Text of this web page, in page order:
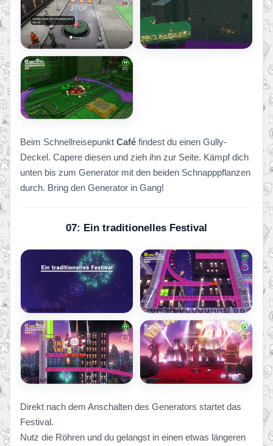
Beim Schnellreisepunkt Café findest du einen Gully-
Deckel. Capere diesen und zieh ihn zur Seite. Kämpf dich
unten bis zum Generator mit den beiden Schnapppflanzen
durch. Bring den Generator in Gang!
07: Ein traditionelles Festival
Direkt nach dem Anschalten des Generators startet das
Festival.
Nutz die Röhren und du gelangst in einen etwas längeren